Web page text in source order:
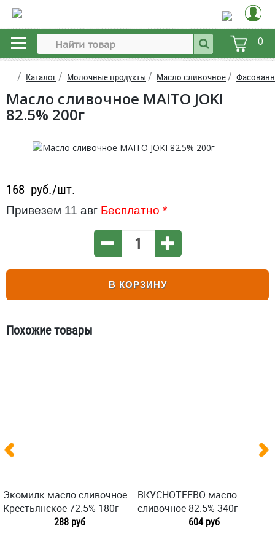
0
Каталог Молочные продукты Масло сливочное
Масло сливочное MAITO JOKI
82.5% 200г
168 руб./шт.
Привезем 11 авг Бесплатно *
В КОРЗИНУ
Похожие товары
Экомилк масло сливочное
Крестьянское 72.5% 180г
288 руб
ВКУСНОТЕЕВО масло
сливочное 82.5% 340г
604 руб